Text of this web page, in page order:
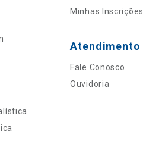
Minhas Inscrições
Atendimento
Fale Conosco
Ouvidoria